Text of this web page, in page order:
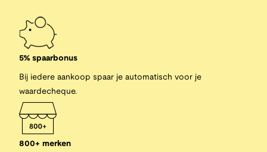
5% spaarbonus
Bij iedere aankoop spaar je automatisch voor je
waardecheque.
800+ merken